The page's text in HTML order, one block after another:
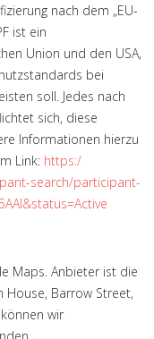
nach dem „EU-
ist ein
Union und den USA,
bei
soll. Jedes nach
sich, diese
Informationen hierzu
Link: https:/
search/participant-
Maps. Anbieter ist die
House, Barrow Street,
wir